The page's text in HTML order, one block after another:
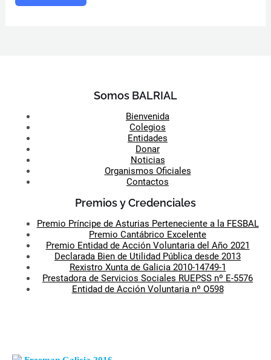
Somos BALRIAL
Bienvenida
Colegios
Entidades
Donar
Noticias
Organismos Oficiales
Contactos
Premios y Credenciales
Premio Príncipe de Asturias Perteneciente a la FESBAL
Premio Cantábrico Excelente
Premio Entidad de Acción Voluntaria del Año 2021
Declarada Bien de Utilidad Pública desde 2013
Rexistro Xunta de Galicia 2010-14749-1
Prestadora de Servicios Sociales RUEPSS nº E-5576
Entidad de Acción Voluntaria nº O598